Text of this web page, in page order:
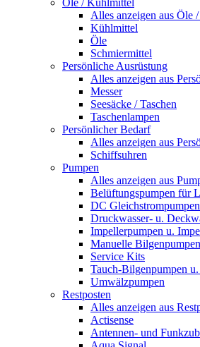
Öle / Kühlmittel
Alles anzeigen aus Öle
Kühlmittel
Öle
Schmiermittel
Persönliche Ausrüstung
Alles anzeigen aus
Messer
Seesäcke / Taschen
Taschenlampen
Persönlicher Bedarf
Alles anzeigen aus
Schiffsuhren
Pumpen
Alles anzeigen aus
Belüftungspumpen für
DC Gleichstrompumpen
Druckwasser- u.
Impellerpumpen u.
Manuelle Bilgenpumpen
Service Kits
Tauch-Bilgenpumpen
Umwälzpumpen
Restposten
Alles anzeigen aus
Actisense
Antennen- und